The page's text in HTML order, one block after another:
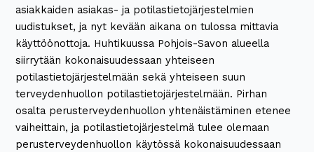
asiakkaiden asiakas- ja potilastietojärjestelmien
uudistukset, ja nyt kevään aikana on tulossa mittavia
käyttöönottoja. Huhtikuussa Pohjois-Savon alueella
siirrytään kokonaisuudessaan yhteiseen
potilastietojärjestelmään sekä yhteiseen suun
terveydenhuollon potilastietojärjestelmään. Pirhan
osalta perusterveydenhuollon yhtenäistäminen etenee
vaiheittain, ja potilastietojärjestelmä tulee olemaan
perusterveydenhuollon käytössä kokonaisuudessaan